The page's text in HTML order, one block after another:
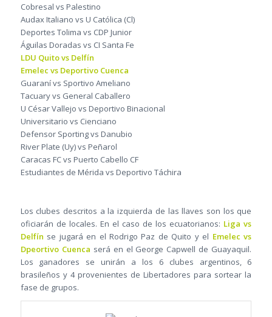
Cobresal vs Palestino
Audax Italiano vs U Católica (Cl)
Deportes Tolima vs CDP Junior
Águilas Doradas vs CI Santa Fe
LDU Quito vs Delfín
Emelec vs Deportivo Cuenca
Guaraní vs Sportivo Ameliano
Tacuary vs General Caballero
U César Vallejo vs Deportivo Binacional
Universitario vs Cienciano
Defensor Sporting vs Danubio
River Plate (Uy) vs Peñarol
Caracas FC vs Puerto Cabello CF
Estudiantes de Mérida vs Deportivo Táchira
Los clubes descritos a la izquierda de las llaves son los que
oficiarán de locales. En el caso de los ecuatorianos: Liga vs
Delfín se jugará en el Rodrigo Paz de Quito y el Emelec vs
Dpeortivo Cuenca será en el George Capwell de Guayaquil.
Los ganadores se unirán a los 6 clubes argentinos, 6
brasileños y 4 provenientes de Libertadores para sortear la
fase de grupos.